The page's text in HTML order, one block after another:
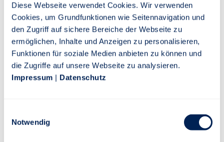
Diese Webseite verwendet Cookies. Wir verwenden
Cookies, um Grundfunktionen wie Seitennavigation und
den Zugriff auf sichere Bereiche der Webseite zu
ermöglichen, Inhalte und Anzeigen zu personalisieren,
Funktionen für soziale Medien anbieten zu können und
die Zugriffe auf unsere Webseite zu analysieren.
Impressum | Datenschutz
Notwendig
„Bisher standen unseren Versicherten nur zwei Tarife zur
Verfügung, die sich besonders zur Absicherung von Familien
und für Kunden, deren finanziellen Verpflichtungen im Laufe
der Zeit geringer werden, eignen. Damit ist die neue
Tarifvariante die ideale Erweiterung zum bestehenden
Angebot“, freut sich Klaus-Peter Klapper. Alle
Vereinfachte Gesundheitsprüfung bei Immobilien- und